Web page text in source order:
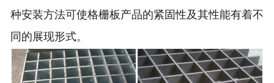
种安装方法可使格栅板产品的紧固性及其性能有着不
同的展现形式。